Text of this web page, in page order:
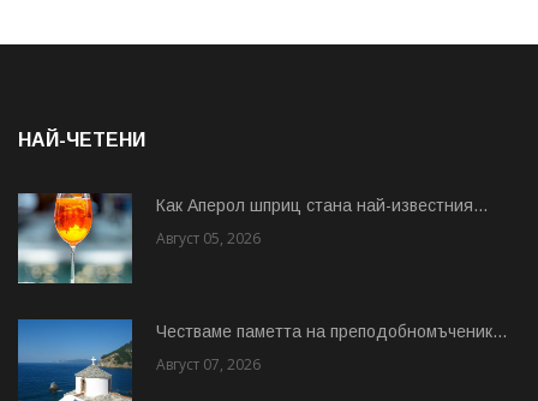
НАЙ-ЧЕТЕНИ
Как Аперол шприц стана най-известния...
Август 05, 2026
Честваме паметта на преподобномъченик...
Август 07, 2026